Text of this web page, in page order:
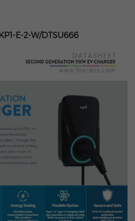
E-2-W/DTSU666